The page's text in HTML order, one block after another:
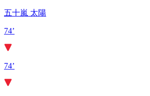
五十嵐 太陽
74’
74’